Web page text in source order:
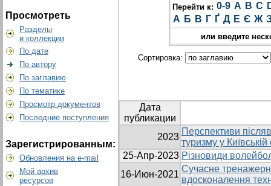
Просмотреть
Разделы
и коллекции
По дате
По автору
По заглавию
По тематике
Просмотр документов
Последние поступления
Зарегистрированным:
Обновления на e-mail
Мой архив
ресурсов
Перейти к: 0-9 A B C
А Б В Г Ґ Д Е Є Ж
или введите
Сортировка:
Дата
публикации
2023
Перспективи
туризму у Київській
25-Апр-2023 Різновиди
16-Июн-2021
Сучасне
вдосконалення